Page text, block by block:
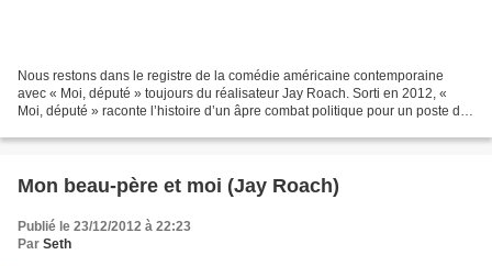
Nous restons dans le registre de la comédie américaine contemporaine
avec « Moi, député » toujours du réalisateur Jay Roach. Sorti en 2012, «
Moi, député » raconte l’histoire d’un âpre combat politique pour un poste de
Mon beau-père et moi (Jay Roach)
Publié le 23/12/2012 à 22:23
Par Seth